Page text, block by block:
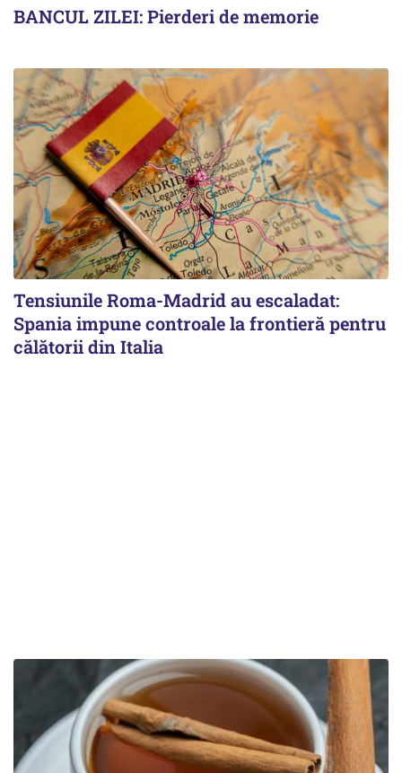
BANCUL ZILEI: Pierderi de memorie
Tensiunile Roma-Madrid au escaladat:
Spania impune controale la frontieră pentru
călătorii din Italia